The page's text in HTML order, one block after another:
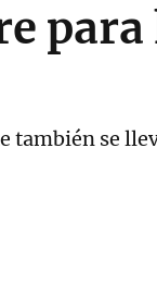
también se